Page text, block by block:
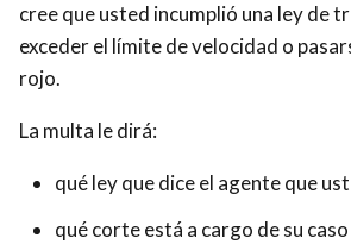
cree que usted incumplió una ley de
exceder el límite de velocidad o
rojo.
La multa le dirá:
qué ley que dice el agente que
qué corte está a cargo de su caso